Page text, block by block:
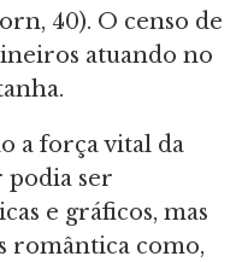
40). O censo de
atuando no
a força vital da
podia ser
e gráficos, mas
romântica como,